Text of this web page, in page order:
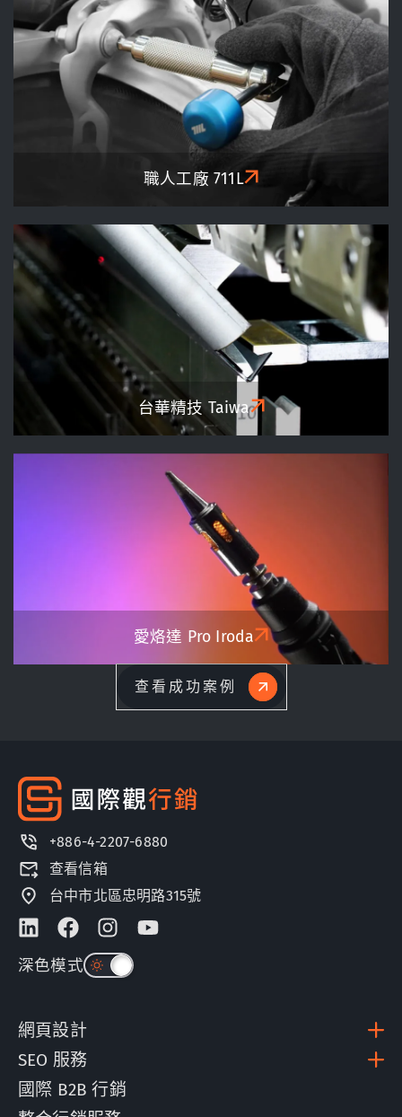
職人工廠711L
台華精技 Taiwa
愛烙達 Pro Iroda
查看成功案例
+886-4-2207-6880
查看信箱
台中市北區忠明路315號
深色模式
網頁設計
SEO 服務
國際 B2B 行銷